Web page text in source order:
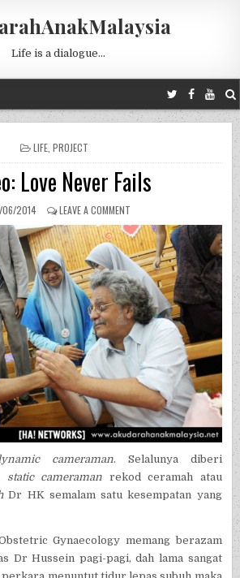
Life is a dialogue…
POSTED IN
LIFE PROJECT
Love Never Fails
DATE:
2014 LEAVE A COMMENT ON VIDEO: LOVE NEVER FAILS
cameraman. Selalunya diberi
static cameraman rekod ceramah atau
Dr HK semalam satu kesempatan yang
Gynaecology memang berazam
Dr Hussein pagi-pagi, dah lama sangat